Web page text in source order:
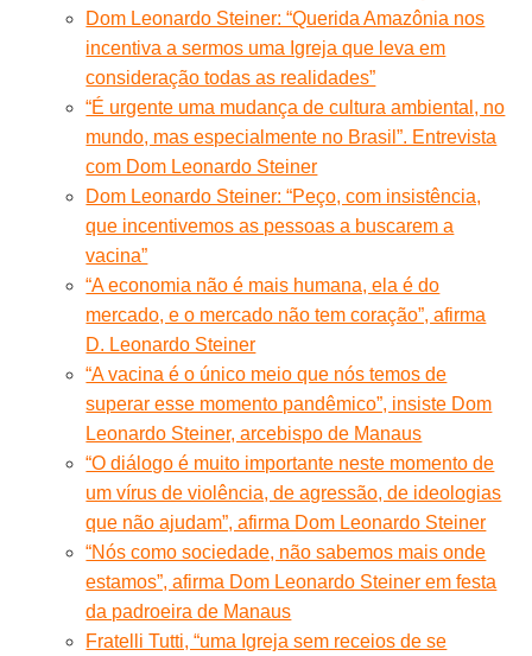
Dom Leonardo Steiner: “Querida Amazônia nos
incentiva a sermos uma Igreja que leva em
consideração todas as realidades”
“É urgente uma mudança de cultura ambiental, no
mundo, mas especialmente no Brasil”. Entrevista
com Dom Leonardo Steiner
Dom Leonardo Steiner: “Peço, com insistência,
que incentivemos as pessoas a buscarem a
vacina”
“A economia não é mais humana, ela é do
mercado, e o mercado não tem coração”, afirma
D. Leonardo Steiner
“A vacina é o único meio que nós temos de
superar esse momento pandêmico”, insiste Dom
Leonardo Steiner, arcebispo de Manaus
“O diálogo é muito importante neste momento de
um vírus de violência, de agressão, de ideologias
que não ajudam”, afirma Dom Leonardo Steiner
“Nós como sociedade, não sabemos mais onde
estamos”, afirma Dom Leonardo Steiner em festa
da padroeira de Manaus
Fratelli Tutti, “uma Igreja sem receios de se